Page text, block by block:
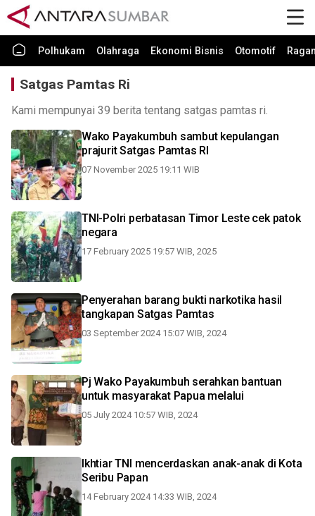
Polhukam Olahraga Ekonomi Bisnis Otomotif
Satgas Pamtas Ri
Kami mempunyai 39 berita tentang satgas pamtas ri.
Wako Payakumbuh sambut kepulangan
prajurit Satgas Pamtas RI
07 November 2025 19:11 WIB
TNI-Polri perbatasan Timor Leste cek patok
negara
17 February 2025 19:57 WIB, 2025
Penyerahan barang bukti narkotika hasil
tangkapan Satgas Pamtas
03 September 2024 15:07 WIB, 2024
Pj Wako Payakumbuh serahkan bantuan
untuk masyarakat Papua melalui
05 July 2024 10:57 WIB, 2024
Ikhtiar TNI mencerdaskan anak-anak di Kota
Seribu Papan
14 February 2024 14:33 WIB, 2024